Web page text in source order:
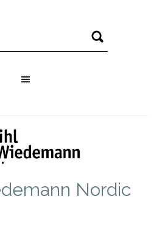
Nordic